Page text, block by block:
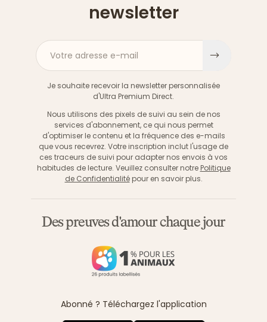
newsletter
Votre adresse e-mail
Je souhaite recevoir la newsletter personnalisée
d'Ultra Premium Direct.
Nous utilisons des pixels de suivi au sein de nos
services d'abonnement, ce qui nous permet
d'optimiser le contenu et la fréquence des e-mails
que vous recevrez. Votre inscription inclut l'usage de
ces traceurs de suivi pour adapter nos envois à vos
habitudes de lecture. Veuillez consulter notre Politique
de Confidentialitépour en savoir plus.
Des preuves d'amour chaque jour
Abonné ? Téléchargez l'application